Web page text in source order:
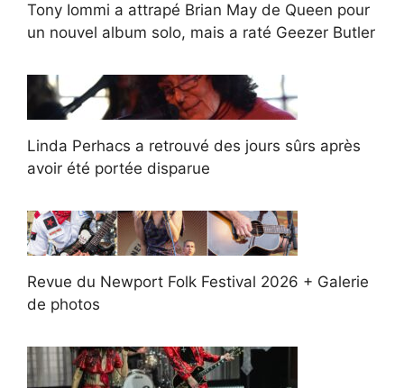
Tony Iommi a attrapé Brian May de Queen pour
un nouvel album solo, mais a raté Geezer Butler
Linda Perhacs a retrouvé des jours sûrs après
avoir été portée disparue
Revue du Newport Folk Festival 2026 + Galerie
de photos